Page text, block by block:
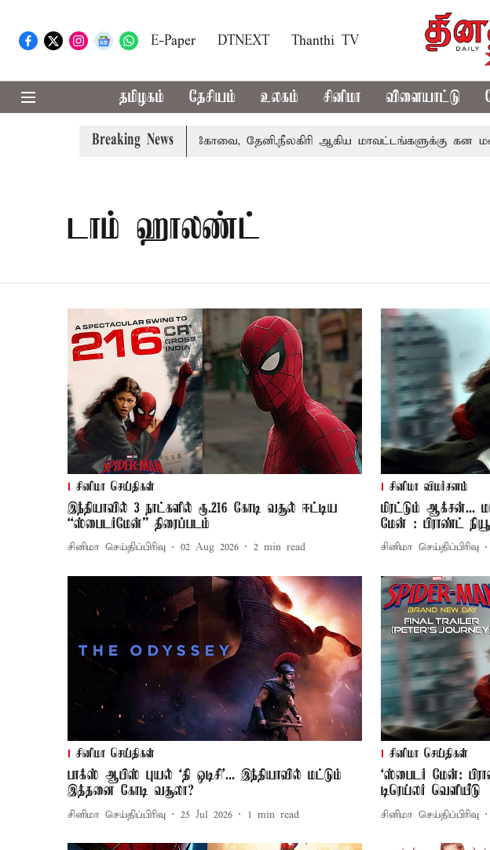
E-Paper DTNEXT Thanthi TV
தமிழகம் தேசியம் உலகம் சினிமா விளையாட்டு
Breaking News
வாபஸ் பெற்றார் சங்கீதா கோவை, தேனி,நீலகிரி ஆகிய மாவட்டங்களுக்கு கன மழை
டாம் ஹாலண்ட்
சினிமா செய்திகள்
இந்தியாவில் 3 நாட்களில் ரூ.216 கோடி வசூல் ஈட்டிய
“ஸ்பைடர்மேன்” திரைப்படம்
சினிமா செய்திப்பிரிவு 02 Aug 2026 2 min read
சினிமா விமர்சனம்
மிரட்டும் ஆக்சன்...
மேன் : பிராண்ட்
சினிமா செய்திப்பிரிவு
சினிமா செய்திகள்
பாக்ஸ் ஆபிஸ் புயல் ‘தி ஒடிசி’... இந்தியாவில் மட்டும்
இத்தனை கோடி வசூலா?
சினிமா செய்திப்பிரிவு 25 Jul 2026 1 min read
சினிமா செய்திகள்
‘ஸ்பைடர் மேன்:
டிரெய்லர் வெளியீடு
சினிமா செய்திப்பிரிவு